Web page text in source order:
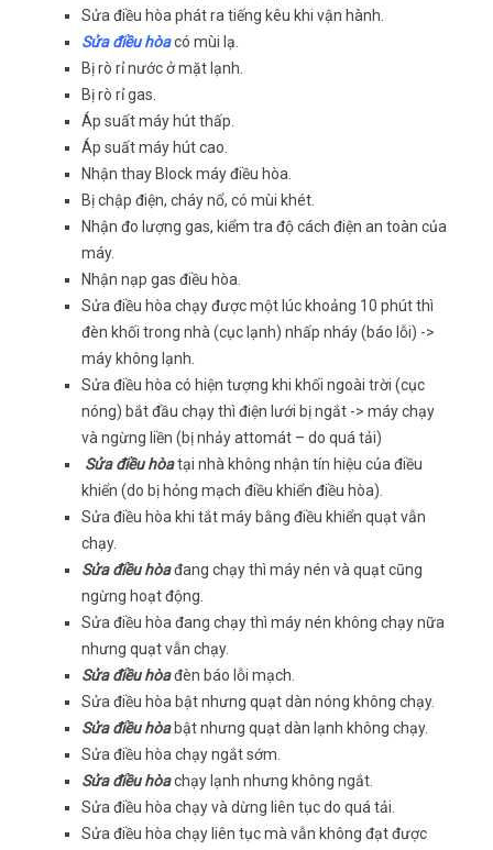
Sửa điều hòa phát ra tiếng kêu khi vận hành.
Sửa điều hòacó mùi lạ.
Bị rò rỉ nước ở mặt lạnh.
Bị rò rỉ gas.
Áp suất máy hút thấp.
Áp suất máy hút cao.
Nhận thay Block máy điều hòa.
Bị chập điện, cháy nổ, có mùi khét.
Nhận đo lượng gas, kiểm tra độ cách điện an toàn của
máy.
Nhận nạp gas điều hòa.
Sửa điều hòa chạy được một lúc khoảng 10 phút thì
đèn khối trong nhà (cục lạnh) nhấp nháy (báo lỗi) ->
máy không lạnh.
Sửa điều hòa có hiện tượng khi khối ngoài trời (cục
nóng) bắt đầu chạy thì điện lưới bị ngắt -> máy chạy
và ngừng liền (bị nhảy attomát – do quá tải)
Sửa điều hòatại nhà không nhận tín hiệu của điều
khiển (do bị hỏng mạch điều khiển điều hòa).
Sửa điều hòa khi tắt máy bằng điều khiển quạt vẫn
chạy.
Sửa điều hòađang chạy thì máy nén và quạt cũng
ngừng hoạt động.
Sửa điều hòa đang chạy thì máy nén không chạy nữa
nhưng quạt vẫn chạy.
Sửa điều hòađèn báo lỗi mạch.
Sửa điều hòa bật nhưng quạt dàn nóng không chạy.
Sửa điều hòabật nhưng quạt dàn lạnh không chạy.
Sửa điều hòa chạy ngắt sớm.
Sửa điều hòachạy lạnh nhưng không ngắt.
Sửa điều hòa chạy và dừng liên tục do quá tải.
Sửa điều hòa chạy liên tục mà vẫn không đạt được